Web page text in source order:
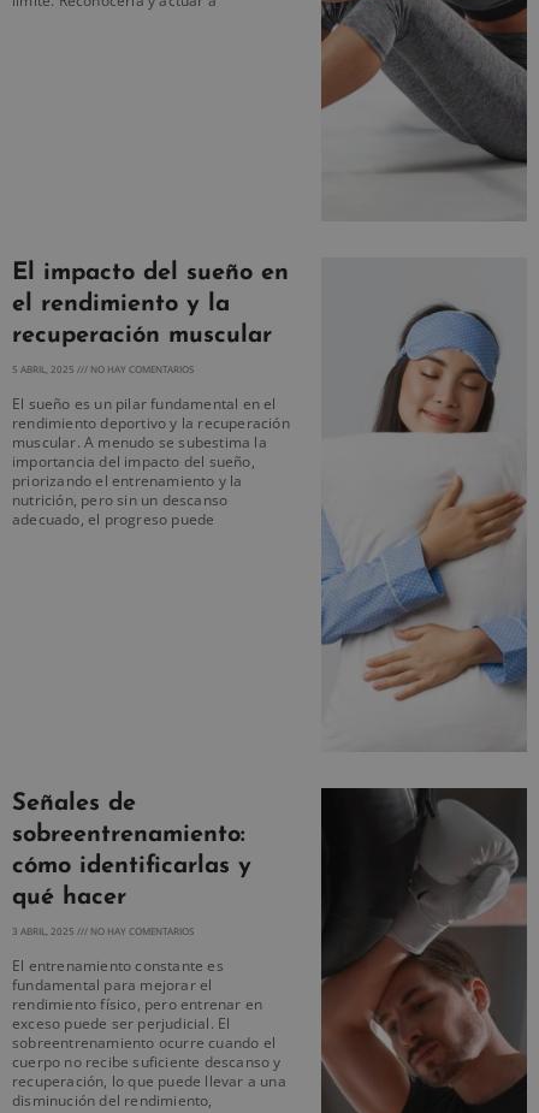
El impacto del sueño en
el rendimiento y la
recuperación muscular
5 ABRIL, 2025 NO HAY COMENTARIOS
El sueño es un pilar fundamental en el
rendimiento deportivo y la recuperación
muscular. A menudo se subestima la
importancia del impacto del sueño,
priorizando el entrenamiento y la
nutrición, pero sin un descanso
adecuado, el progreso puede
Señales de
sobreentrenamiento:
cómo identificarlas y
qué hacer
3 ABRIL, 2025 NO HAY COMENTARIOS
El entrenamiento constante es
fundamental para mejorar el
rendimiento físico, pero entrenar en
exceso puede ser perjudicial. El
sobreentrenamiento ocurre cuando el
cuerpo no recibe suficiente descanso y
recuperación, lo que puede llevar a una
disminución del rendimiento,